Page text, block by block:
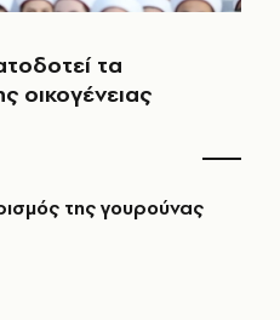
τα
οικογένειας
της γουρούνας